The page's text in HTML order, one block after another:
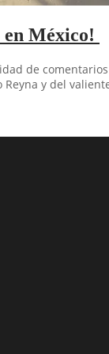
en México!
de
y del